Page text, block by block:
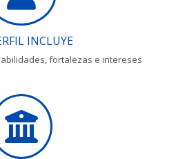
INCLUYE
fortalezas e intereses